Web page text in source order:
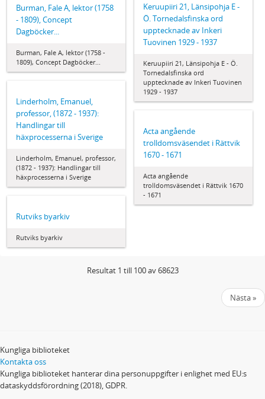
Keruupiiri 21, Länsipohja E -
Ö. Tornedalsfinska ord
upptecknade av Inkeri
Tuovinen 1929 - 1937
Keruupiiri 21, Länsipohja E - Ö.
Tornedalsfinska ord
upptecknade av Inkeri Tuovinen
1929 - 1937
Burman, Fale A, lektor (1758
- 1809), Concept
Dagböcker...
Burman, Fale A, lektor (1758 -
1809), Concept Dagböcker...
Linderholm, Emanuel,
professor, (1872 - 1937):
Handlingar till
häxprocesserna i Sverige
Linderholm, Emanuel, professor,
(1872 - 1937): Handlingar till
häxprocesserna i Sverige
Acta angående
trolldomsväsendet i Rättvik
1670 - 1671
Acta angående
trolldomsväsendet i Rättvik 1670
- 1671
Rutviks byarkiv
Rutviks byarkiv
Resultat 1 till 100 av 68623
Nästa »
Kungliga biblioteket
Kontakta oss
Kungliga biblioteket hanterar dina personuppgifter i enlighet med EU:s
dataskyddsförordning (2018), GDPR.